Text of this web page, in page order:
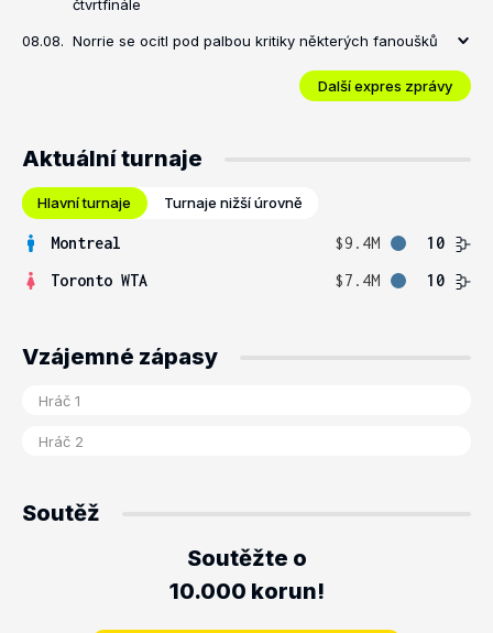
čtvrtfinále
08.08. Norrie se ocitl pod palbou kritiky některých fanoušků
Další expres zprávy
Aktuální turnaje
Hlavní turnaje Turnaje nižší úrovně
Montreal $9.4M
10
Toronto WTA
$7.4M 10
Vzájemné zápasy
Soutěž
Soutěžte o
10.000 korun!